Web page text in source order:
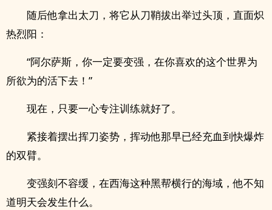
随后他拿出太刀，将它从刀鞘拔出举过头顶，直面炽
热烈阳：
“阿尔萨斯，你一定要变强，在你喜欢的这个世界为
所欲为的活下去！”
现在，只要一心专注训练就好了。
紧接着摆出挥刀姿势，挥动他那早已经充血到快爆炸
的双臂。
变强刻不容缓，在西海这种黑帮横行的海域，他不知
道明天会发生什么。